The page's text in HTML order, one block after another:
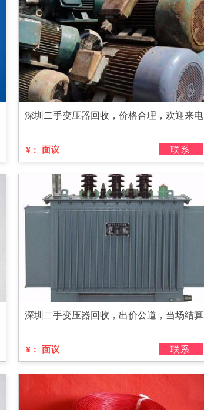
深圳二手变压器回收，价格合理，欢迎来电
¥： 面议 联系
深圳二手变压器回收，出价公道，当场结算
¥： 面议 联系